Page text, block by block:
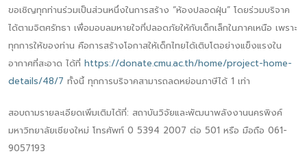
ขอเชิญทุกท่านร่วมเป็นส่วนหนึ่งในการสร้าง “ห้องปลอดฝุ่น” โดยร่วมบริจาค
ได้ตามจิตศรัทธา เพื่อมอบลมหายใจที่ปลอดภัยให้กับเด็กเล็กในภาคเหนือ เพราะ
ทุกการให้ของท่าน คือการสร้างโอกาสให้เด็กไทยได้เติบโตอย่างแข็งแรงใน
อากาศที่สะอาด ได้ที่ https://donate.cmu.ac.th/home/project-home-
details/48/7 ทั้งนี้ ทุกการบริจาคสามารถลดหย่อนภาษีได้ 1 เท่า
สอบถามรายละเอียดเพิ่มเติมได้ที่: สถาบันวิจัยและพัฒนาพลังงานนครพิงค์
มหาวิทยาลัยเชียงใหม่ โทรศัพท์ 0 5394 2007 ต่อ 501 หรือ มือถือ 061-
9057193